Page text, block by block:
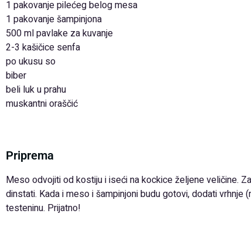
1 pakovanje pilećeg belog mesa
1 pakovanje šampinjona
500 ml pavlake za kuvanje
2-3 kašičice senfa
po ukusu so
biber
beli luk u prahu
muskantni oraščić
Priprema
Meso odvojiti od kostiju i iseći na kockice željene veličine.
dinstati. Kada i meso i šampinjoni budu gotovi, dodati
testeninu. Prijatno!